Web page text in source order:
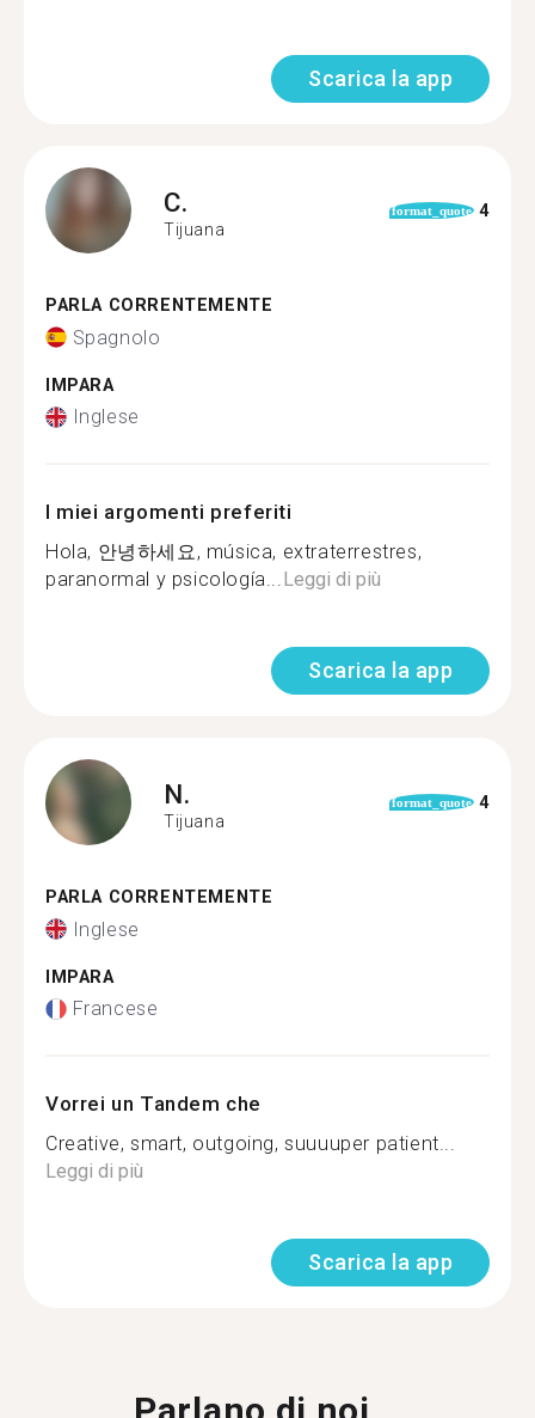
Scarica la app
C.
Tijuana
format_quote 4
PARLA CORRENTEMENTE
Spagnolo
IMPARA
Inglese
I miei argomenti preferiti
Hola, 안녕하세요, música, extraterrestres,
paranormal y psicología...Leggi di più
Scarica la app
N.
Tijuana
format_quote 4
PARLA CORRENTEMENTE
Inglese
IMPARA
Francese
Vorrei un Tandem che
Creative, smart, outgoing, suuuuper patient...
Leggi di più
Scarica la app